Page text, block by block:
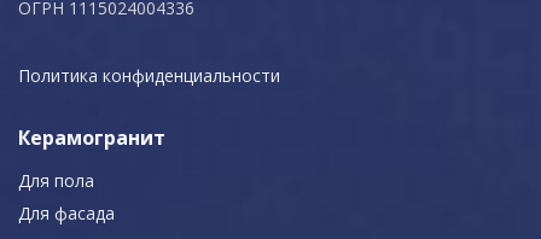
ОГРН 1115024004336
Политика конфиденциальности
Керамогранит
Для пола
Для фасада